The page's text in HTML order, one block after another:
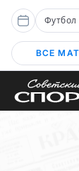
Футбол
ВСЕ